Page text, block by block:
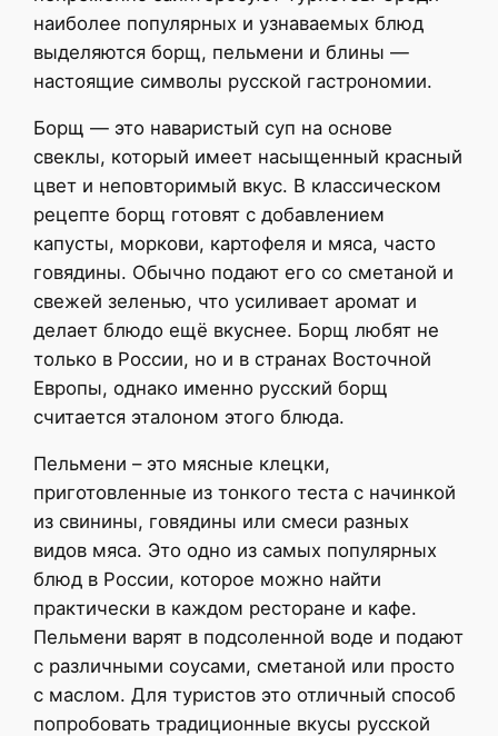
наиболее популярных и узнаваемых блюд
выделяются борщ, пельмени и блины —
настоящие символы русской гастрономии.
Борщ — это наваристый суп на основе
свеклы, который имеет насыщенный красный
цвет и неповторимый вкус. В классическом
рецепте борщ готовят с добавлением
капусты, моркови, картофеля и мяса, часто
говядины. Обычно подают его со сметаной и
свежей зеленью, что усиливает аромат и
делает блюдо ещё вкуснее. Борщ любят не
только в России, но и в странах Восточной
Европы, однако именно русский борщ
считается эталоном этого блюда.
Пельмени – это мясные клецки,
приготовленные из тонкого теста с начинкой
из свинины, говядины или смеси разных
видов мяса. Это одно из самых популярных
блюд в России, которое можно найти
практически в каждом ресторане и кафе.
Пельмени варят в подсоленной воде и подают
с различными соусами, сметаной или просто
с маслом. Для туристов это отличный способ
попробовать традиционные вкусы русской